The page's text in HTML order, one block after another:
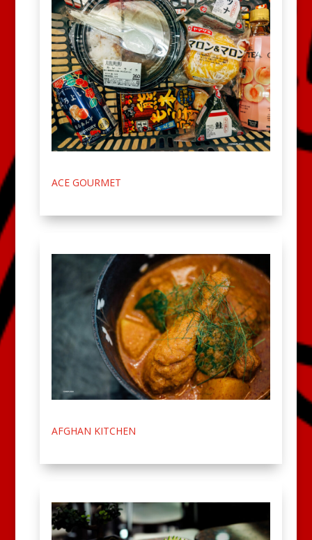
ACE GOURMET
AFGHAN KITCHEN